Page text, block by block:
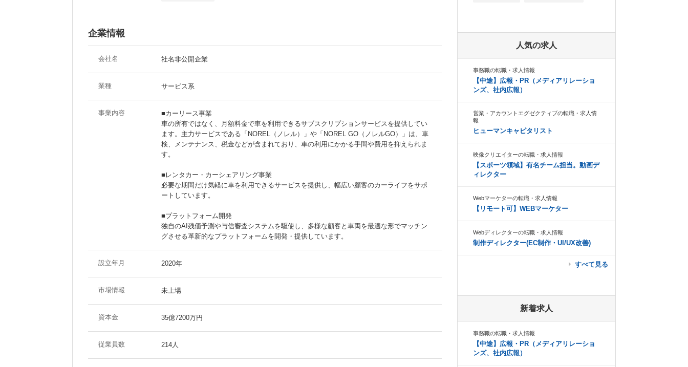
企業情報
会社名 社名非公開企業
業種 サービス系
事業内容
■カーリース事業
車の所有ではなく、月額料金で車を利用できるサブスクリプションサービスを提供してい
ます。主力サービスである「NOREL（ノレル）」や「NOREL GO（ノレルGO）」は、車
検、メンテナンス、税金などが含まれており、車の利用にかかる手間や費用を抑えられま
す。
■レンタカー・カーシェアリング事業
必要な期間だけ気軽に車を利用できるサービスを提供し、幅広い顧客のカーライフをサポ
ートしています。
■プラットフォーム開発
独自のAI残価予測や与信審査システムを駆使し、多様な顧客と車両を最適な形でマッチン
グさせる革新的なプラットフォームを開発・提供しています。
設立年月 2020年
市場情報 未上場
資本金 35億7200万円
従業員数 214人
人気の求人
事務職の転職・求人情報
【中途】広報・PR（メディアリレーショ
ンズ、社内広報）
営業・アカウントエグゼクティブの転職・求人情
報
ヒューマンキャピタリスト
映像クリエイターの転職・求人情報
【スポーツ領域】有名チーム担当。動画デ
ィレクター
Webマーケターの転職・求人情報
【リモート可】WEBマーケター
Webディレクターの転職・求人情報
制作ディレクター(EC制作・UI/UX改善)
すべて見る
新着求人
事務職の転職・求人情報
【中途】広報・PR（メディアリレーショ
ンズ、社内広報）